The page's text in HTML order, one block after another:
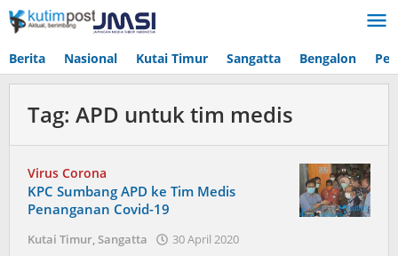
Lewati
ke
Berita Nasional Kutai Timur Sangatta Bengalon
Tag: APD untuk tim medis
Virus Corona
KPC Sumbang APD ke Tim Medis
Penanganan Covid-19
Kutai Timur,Sangatta 30 April 2020